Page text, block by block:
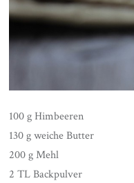
100 g Himbeeren
130 g weiche Butter
200 g Mehl
2 TL Backpulver